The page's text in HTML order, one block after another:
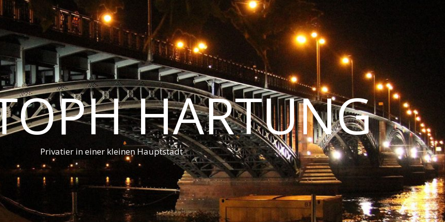
HARTUNG
Privatier in einer kleinen Hauptstadt